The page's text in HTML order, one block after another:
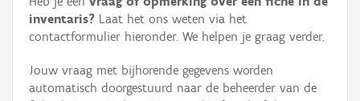
Erfgoedobject
Aanduidingsobject
Waarneming
inventaris? Laat het ons weten via het
contactformulier hieronder. We helpen je graag verder.
Jouw vraag met bijhorende gegevens worden
automatisch doorgestuurd naar de beheerder van de